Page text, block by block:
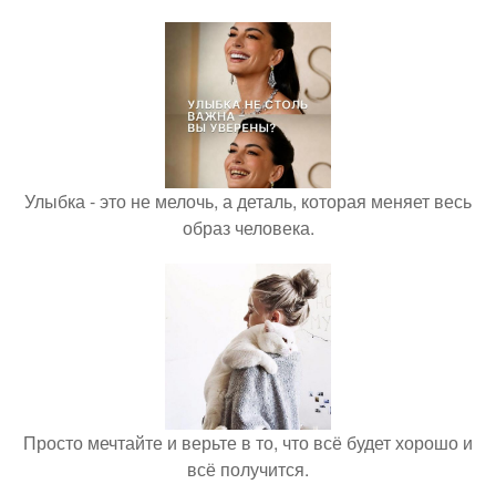
Улыбка - это не мелочь, а деталь, которая меняет весь
образ человека.
Просто мечтайте и верьте в то, что всё будет хорошо и
всё получится.